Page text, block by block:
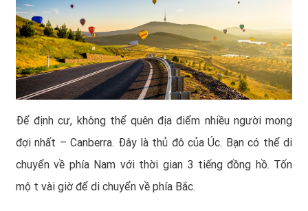
Để định cư, không thể quên địa điểm nhiều người mong
đợi nhất – Canberra. Đây là thủ đô của Úc. Bạn có thể di
chuyển về phía Nam với thời gian 3 tiếng đồng hồ. Tốn
một vài giờ để di chuyển về phía Bắc.